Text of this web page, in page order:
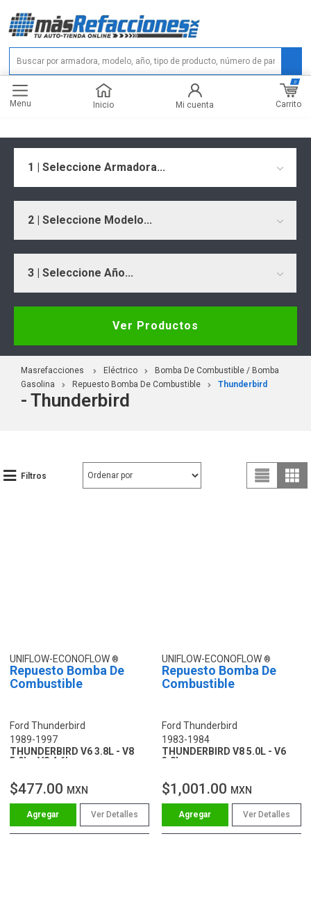
Menu Inicio Mi cuenta Carrito
0
1 | Seleccione Armadora...
2 | Seleccione Modelo...
3 | Seleccione Año...
Ver Productos
Masrefacciones Eléctrico
Bomba De Combustible / Bomba
Gasolina
Repuesto Bomba De Combustible Thunderbird
- Thunderbird
Filtros
UNIFLOW-ECONOFLOW
Repuesto Bomba De
Combustible
Ford Thunderbird
1989-1997
THUNDERBIRD V6 3.8L - V8
5.0L - V8 4.6L
$477.00 MXN
Ver Detalles
UNIFLOW-ECONOFLOW
Repuesto Bomba De
Combustible
Ford Thunderbird
1983-1984
THUNDERBIRD V8 5.0L - V6
3.8L
$1,001.00 MXN
Ver Detalles